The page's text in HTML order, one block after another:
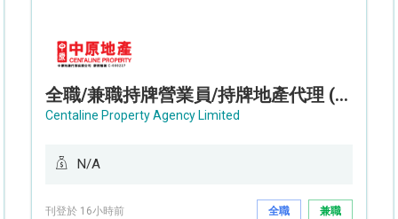
全職/兼職持牌營業員/持牌地產代理 (長沙灣/將軍澳/油塘)
Centaline Property Agency Limited
N/A
刊登於 16小時前 全職 兼職